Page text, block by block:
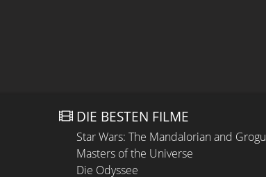
DIE BESTEN FILME
Star Wars: The Mandalorian and Grogu
Masters of the Universe
Die Odyssee